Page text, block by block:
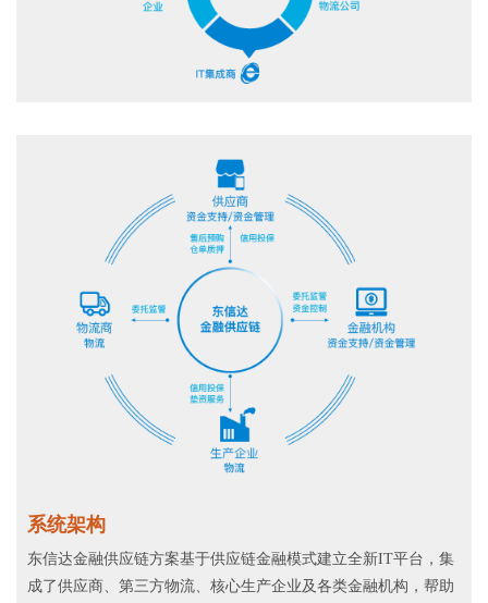
系统架构
东信达金融供应链方案基于供应链金融模式建立全新IT平台，集
成了供应商、第三方物流、核心生产企业及各类金融机构，帮助